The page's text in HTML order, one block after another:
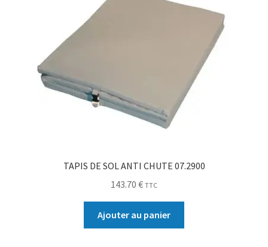
TAPIS DE SOL ANTI CHUTE 07.2900
143.70 € TTC
Ajouter au panier